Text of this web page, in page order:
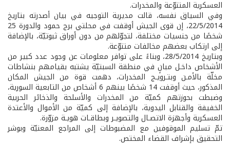
العسكرية المتنوّعة والمخدرات.
وفي السياق نفسه، قالت مديرية التوجيه في بيان أصدرته بتاريخ
22/5/2014، إن قوى الجيش أوقفت في محلتي برج حمود والدورة 25
شخصًا من جنسيات مختلفة، لتجوّلهم من دون أوراق ثبوتيّة، بالإضافة
إلى ارتكاب بعضهم مخالفات متنوّعة.
وبتاريخ 28/5/2014، وبناءً على توافر معلومات عن وجود عدد كبير من
الأشخاص داخـل مبانٍ في منطقة السبتيّة يشتبه بقيامهم بنشاطات
مخلّة بالأمـن وبتـرويـج المخدرات، دهمت قوة من الجيش المكان
المذكور، حيث أوقفت 14 شخصًا بينهم 6 أشخاص من التابعية السورية،
وضبطت بحوزتهم كميّة من المخدرات والأسلحة والذخائر الحربية
الخفيفة والقنابل اليدوية، بالإضافة إلى كميّة من الأموال والأعتدة
العسكرية وأجهزة الاتصـال والتصويـر وبطاقـات هويـة مزوّرة.
تمّ تسليم الموقوفين مع المضبوطات إلى المراجع المعنيّة وبوشر
التحقيق بإشراف القضاء المختص.